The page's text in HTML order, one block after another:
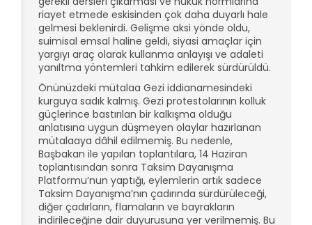
riayet etmede eskisinden çok daha duyarlı hale
gelmesi beklenirdi. Gelişme aksi yönde oldu,
suimisal emsal haline geldi, siyasi amaçlar için
yargıyı araç olarak kullanma anlayışı ve adaleti
yanıltma yöntemleri tahkim edilerek sürdürüldü.
Önünüzdeki mütalaa Gezi iddianamesindeki
kurguya sadık kalmış. Gezi protestolarının kolluk
güçlerince bastırılan bir kalkışma olduğu
anlatısına uygun düşmeyen olaylar hazırlanan
mütalaaya dâhil edilmemiş. Bu nedenle,
Başbakan ile yapılan toplantılara, 14 Haziran
toplantısından sonra Taksim Dayanışma
Platformu’nun yaptığı, eylemlerin artık sadece
Taksim Dayanışma’nın çadırında sürdürüleceği,
diğer çadırların, flamaların ve bayrakların
indirileceğine dair duyurusuna yer verilmemiş. Bu